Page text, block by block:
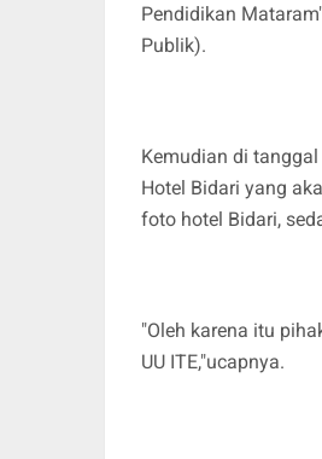
Pendidikan
Publik).
Kemudian di
Hotel Bidari yang
foto hotel Bidari,
"Oleh karena itu
UU ITE,"ucapnya.